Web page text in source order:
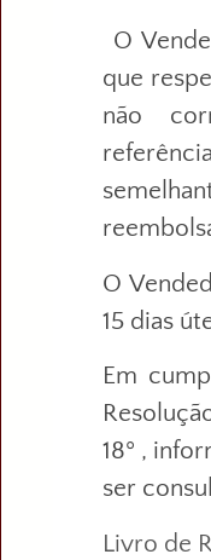
O
que
não
O
15 dias
Em
18º ,
ser
Livro de